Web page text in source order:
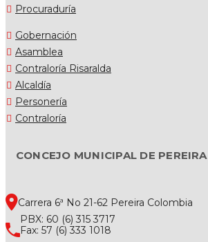
Procuraduría
Gobernación
Asamblea
Contraloría Risaralda
Alcaldía
Personería
Contraloría
CONCEJO MUNICIPAL DE PEREIRA
Carrera 6ª No 21-62 Pereira Colombia
PBX: 60 (6) 315 3717
Fax: 57 (6) 333 1018